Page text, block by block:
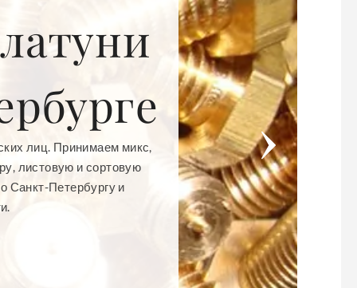
лиц. Принимаем микс,
листовую и сортовую
Санкт-Петербургу и